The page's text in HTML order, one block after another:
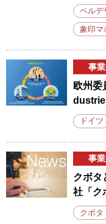
ベルデ
象印マ
事
欧州委
dustrie
ドイツ
事
クボタ
社「ク
クボタ